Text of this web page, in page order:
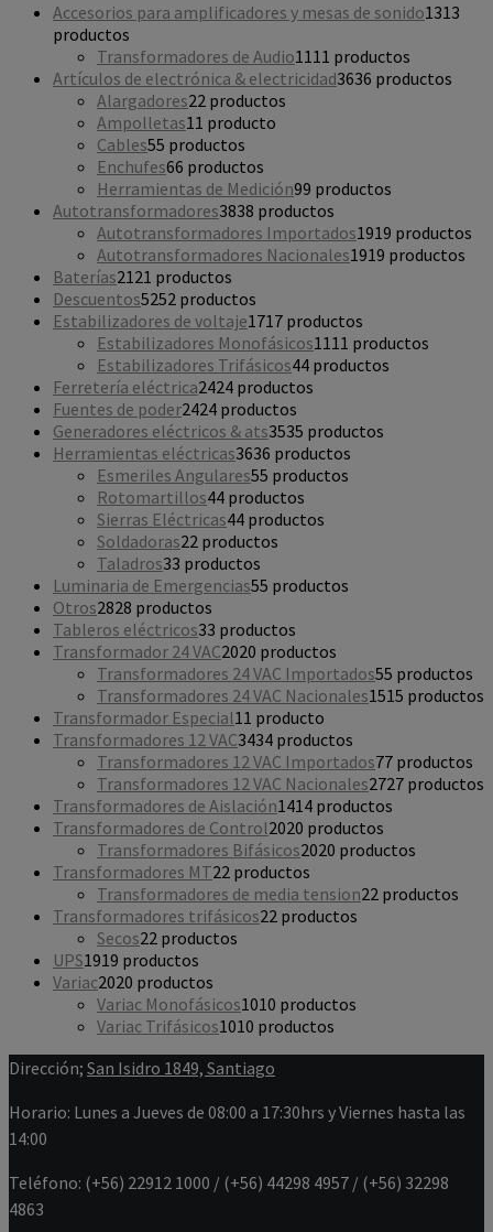
Accesorios para amplificadores y mesas de sonido1313
productos
Transformadores de Audio1111 productos
Artículos de electrónica & electricidad3636 productos
Alargadores22 productos
Ampolletas11 producto
Cables55 productos
Enchufes66 productos
Herramientas de Medición99 productos
Autotransformadores3838 productos
Autotransformadores Importados1919 productos
Autotransformadores Nacionales1919 productos
Baterías2121 productos
Descuentos5252 productos
Estabilizadores de voltaje1717 productos
Estabilizadores Monofásicos1111 productos
Estabilizadores Trifásicos44 productos
Ferretería eléctrica2424 productos
Fuentes de poder2424 productos
Generadores eléctricos & ats3535 productos
Herramientas eléctricas3636 productos
Esmeriles Angulares55 productos
Rotomartillos44 productos
Sierras Eléctricas44 productos
Soldadoras22 productos
Taladros33 productos
Luminaria de Emergencias55 productos
Otros2828 productos
Tableros eléctricos33 productos
Transformador 24 VAC2020 productos
Transformadores 24 VAC Importados55 productos
Transformadores 24 VAC Nacionales1515 productos
Transformador Especial11 producto
Transformadores 12 VAC3434 productos
Transformadores 12 VAC Importados77 productos
Transformadores 12 VAC Nacionales2727 productos
Transformadores de Aislación1414 productos
Transformadores de Control2020 productos
Transformadores Bifásicos2020 productos
Transformadores MT22 productos
Transformadores de media tension22 productos
Transformadores trifásicos22 productos
Secos22 productos
UPS1919 productos
Variac2020 productos
Variac Monofásicos1010 productos
Variac Trifásicos1010 productos
Dirección; San Isidro 1849, Santiago
Horario: Lunes a Jueves de 08:00 a 17:30hrs y Viernes hasta las
14:00
Teléfono: (+56) 22912 1000 / (+56) 44298 4957 / (+56) 32298
4863